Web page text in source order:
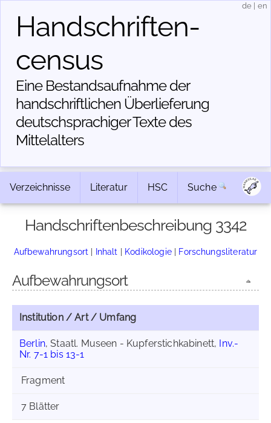
Handschriften­
census
Eine Bestandsaufnahme der
handschriftlichen Über­lieferung
deutschsprachiger Texte des
Mittelalters
de en
Verzeichnisse Literatur HSC Suche
Handschriftenbeschreibung 3342
Aufbewahrungsort | Inhalt | Kodikologie| Forschungsliteratur
Aufbewahrungsort
Institution / Art / Umfang
Berlin, Staatl. Museen - Kupferstichkabinett, Inv.-
Nr. 7-1 bis 13-1
Fragment
7 Blätter